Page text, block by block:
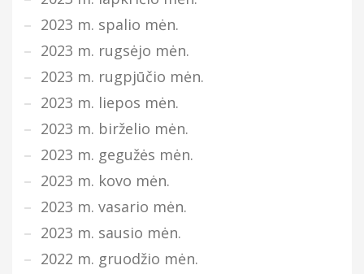
2023 m. spalio mėn.
2023 m. rugsėjo mėn.
2023 m. rugpjūčio mėn.
2023 m. liepos mėn.
2023 m. birželio mėn.
2023 m. gegužės mėn.
2023 m. kovo mėn.
2023 m. vasario mėn.
2023 m. sausio mėn.
2022 m. gruodžio mėn.